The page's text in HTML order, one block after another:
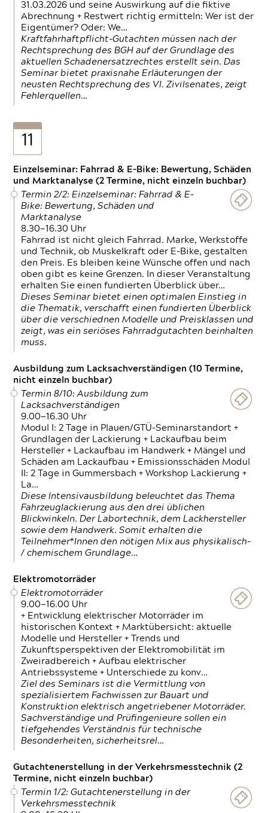
31.03.2026 und seine Auswirkung auf die fiktive
Abrechnung + Restwert richtig ermitteln: Wer ist der
Eigentümer? Oder: We…
Kraftfahrhaftpflicht-Gutachten müssen nach der
Rechtsprechung des BGH auf der Grundlage des
aktuellen Schadenersatzrechtes erstellt sein. Das
Seminar bietet praxisnahe Erläuterungen der
neusten Rechtsprechung des VI. Zivilsenates, zeigt
Fehlerquellen…
11
Einzelseminar: Fahrrad & E-Bike: Bewertung, Schäden
und Marktanalyse (2 Termine, nicht einzeln buchbar)
Termin 2/2: Einzelseminar: Fahrrad & E-
Bike: Bewertung, Schäden und
Marktanalyse
8.30—16.30 Uhr
Fahrrad ist nicht gleich Fahrrad. Marke, Werkstoffe
und Technik, ob Muskelkraft oder E-Bike, gestalten
den Preis. Es bleiben keine Wünsche offen und nach
oben gibt es keine Grenzen. In dieser Veranstaltung
erhalten Sie einen fundierten Überblick über…
Dieses Seminar bietet einen optimalen Einstieg in
die Thematik, verschafft einen fundierten Überblick
über die verschiednen Modelle und Preisklassen und
zeigt, was ein seriöses Fahrradgutachten beinhalten
muss.
Ausbildung zum Lacksachverständigen (10 Termine,
nicht einzeln buchbar)
Termin 8/10: Ausbildung zum
Lacksachverständigen
9.00—16.30 Uhr
Modul I: 2 Tage in Plauen/GTÜ-Seminarstandort +
Grundlagen der Lackierung + Lackaufbau beim
Hersteller + Lackaufbau im Handwerk + Mängel und
Schäden am Lackaufbau + Emissionsschäden Modul
II: 2 Tage in Gummersbach + Workshop Lackierung +
La…
Diese Intensivausbildung beleuchtet das Thema
Fahrzeuglackierung aus den drei üblichen
Blickwinkeln. Der Labortechnik, dem Lackhersteller
sowie dem Handwerk. Somit erhalten die
Teilnehmer*Innen den nötigen Mix aus physikalisch-
/ chemischem Grundlage…
Elektromotorräder
Elektromotorräder
9.00—16.00 Uhr
+ Entwicklung elektrischer Motorräder im
historischen Kontext + Marktübersicht: aktuelle
Modelle und Hersteller + Trends und
Zukunftsperspektiven der Elektromobilität im
Zweiradbereich + Aufbau elektrischer
Antriebssysteme + Unterschiede zu konv…
Ziel des Seminars ist die Vermittlung von
spezialisiertem Fachwissen zur Bauart und
Konstruktion elektrisch angetriebener Motorräder.
Sachverständige und Prüfingenieure sollen ein
tiefgehendes Verständnis für technische
Besonderheiten, sicherheitsrel…
Gutachtenerstellung in der Verkehrsmesstechnik (2
Termine, nicht einzeln buchbar)
Termin 1/2: Gutachtenerstellung in der
Verkehrsmesstechnik